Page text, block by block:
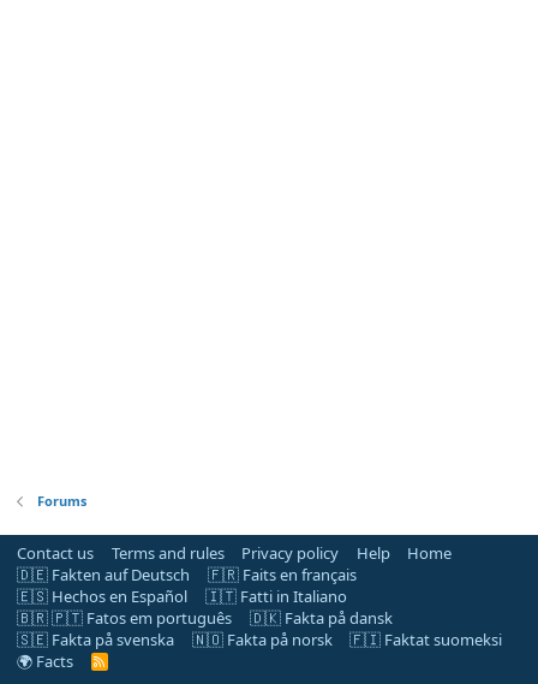
Forums
Contact us Terms and rules Privacy policy Help
Home
🇩🇪 Fakten auf Deutsch
🇫🇷 Faits en français
🇪🇸 Hechos en Español
🇮🇹 Fatti in Italiano
🇧🇷 🇵🇹 Fatos em português
🇩🇰 Fakta på dansk
🇸🇪 Fakta på svenska
🇳🇴 Fakta på norsk
🇫🇮 Faktat suomeksi
🌍 Facts
R